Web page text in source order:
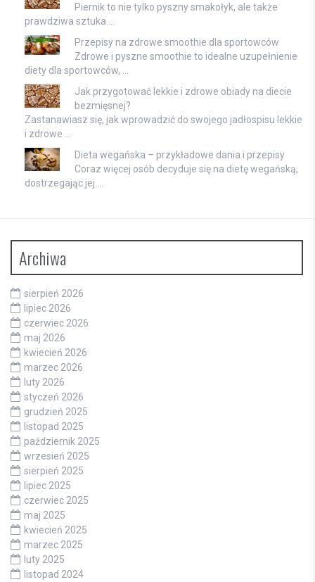
Piernik to nie tylko pyszny smakołyk, ale także
prawdziwa sztuka …
Przepisy na zdrowe smoothie dla sportowców
Zdrowe i pyszne smoothie to idealne uzupełnienie
diety dla sportowców, …
Jak przygotować lekkie i zdrowe obiady na diecie
bezmięsnej?
Zastanawiasz się, jak wprowadzić do swojego jadłospisu lekkie
i zdrowe …
Dieta wegańska – przykładowe dania i przepisy
Coraz więcej osób decyduje się na dietę wegańską,
dostrzegając jej …
Archiwa
sierpień 2026
lipiec 2026
czerwiec 2026
maj 2026
kwiecień 2026
marzec 2026
luty 2026
styczeń 2026
grudzień 2025
listopad 2025
październik 2025
wrzesień 2025
sierpień 2025
lipiec 2025
czerwiec 2025
maj 2025
kwiecień 2025
marzec 2025
luty 2025
listopad 2024